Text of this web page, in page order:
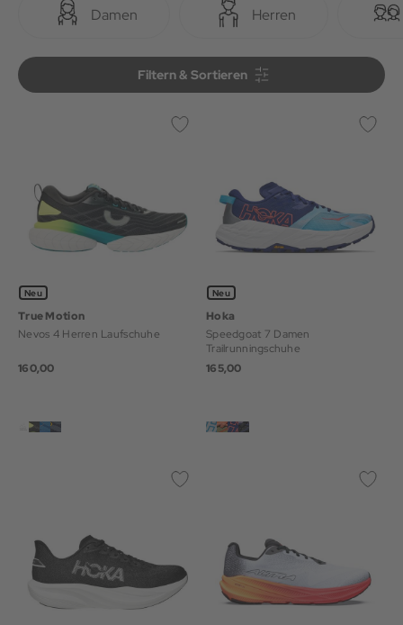
Damen Herren
Filtern & Sortieren
Filtern & Sortieren
Neu
True Motion
Nevos 4 Herren Laufschuhe
160,00
Neu
Hoka
Speedgoat 7 Damen
Trailrunningschuhe
165,00